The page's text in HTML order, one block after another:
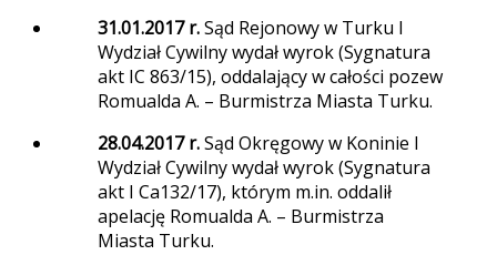
31.01.2017 r.Sąd Rejonowy w Turku I
Wydział Cywilny wydał wyrok (Sygnatura
akt IC 863/15), oddalający w całości pozew
Romualda A. – Burmistrza Miasta Turku.
28.04.2017 r.Sąd Okręgowy w Koninie I
Wydział Cywilny wydał wyrok (Sygnatura
akt I Ca132/17), którym m.in. oddalił
apelację Romualda A. – Burmistrza
Miasta Turku.